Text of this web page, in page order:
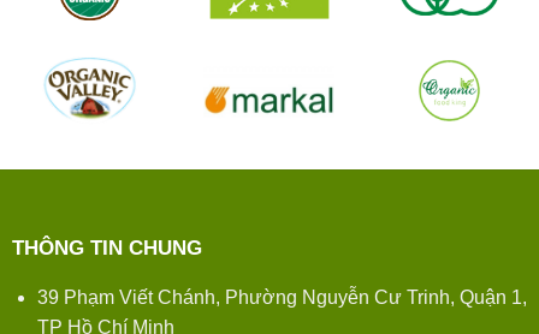
THÔNG TIN CHUNG
39 Phạm Viết Chánh, Phường Nguyễn Cư Trinh, Quận 1,
TP Hồ Chí Minh